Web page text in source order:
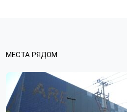
МЕСТА РЯДОМ